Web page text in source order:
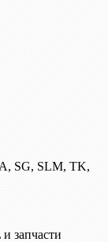
SG, SLM, TK,
запчасти